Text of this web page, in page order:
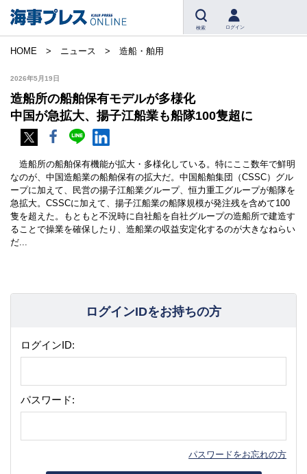
検索 ログイン
HOME ニュース 造船・舶用
2026年5月19日
造船所の船舶保有モデルが多様化
中国が急拡大、揚子江船業も船隊100隻超に
造船所の船舶保有機能が拡大・多様化している。特にここ数年で鮮明
なのが、中国造船業の船舶保有の拡大だ。中国船舶集団（CSSC）グル
ープに加えて、民営の揚子江船業グループ、恒力重工グループが船隊を
急拡大。CSSCに加えて、揚子江船業の船隊規模が発注残を含めて100
隻を超えた。もともと不況時に自社船を自社グループの造船所で建造す
ることで操業を確保したり、造船業の収益安定化するのが大きなねらい
だ...
ログインIDをお持ちの方
ログインID:
パスワード:
パスワードをお忘れの方